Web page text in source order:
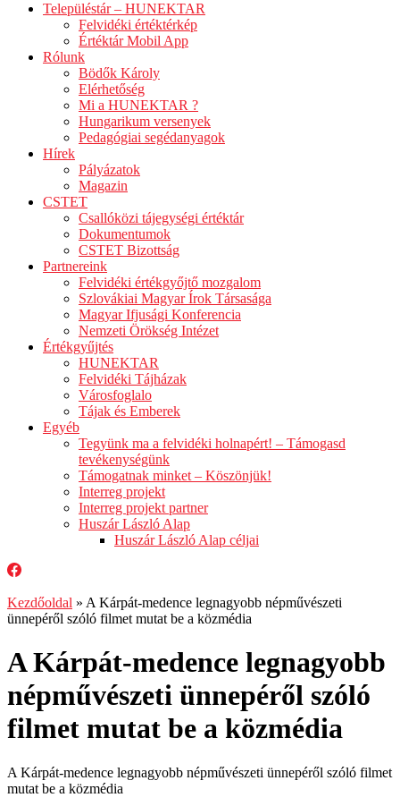
Településtár – HUNEKTAR
Felvidéki értéktérkép
Értéktár Mobil App
Rólunk
Bödők Károly
Elérhetőség
Mi a HUNEKTAR ?
Hungarikum versenyek
Pedagógiai segédanyagok
Hírek
Pályázatok
Magazin
CSTET
Csallóközi tájegységi értéktár
Dokumentumok
CSTET Bizottság
Partnereink
Felvidéki értékgyőjtő mozgalom
Szlovákiai Magyar Írok Társasága
Magyar Ifjusági Konferencia
Nemzeti Örökség Intézet
Értékgyűjtés
HUNEKTAR
Felvidéki Tájházak
Városfoglalo
Tájak és Emberek
Egyéb
Tegyünk ma a felvidéki holnapért! – Támogasd
tevékenységünk
Támogatnak minket – Köszönjük!
Interreg projekt
Interreg projekt partner
Huszár László Alap
Huszár László Alap céljai
Kezdőoldal » A Kárpát-medence legnagyobb népművészeti
ünnepéről szóló filmet mutat be a közmédia
A Kárpát-medence legnagyobb
népművészeti ünnepéről szóló
filmet mutat be a közmédia
A Kárpát-medence legnagyobb népművészeti ünnepéről szóló filmet
mutat be a közmédia